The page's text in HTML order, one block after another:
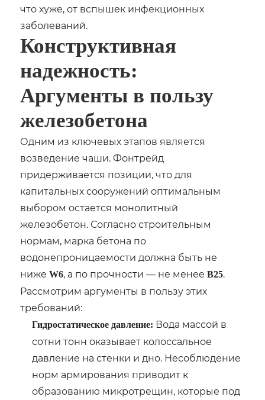
что хуже, от вспышек инфекционных
заболеваний.
Конструктивная
надежность:
Аргументы в пользу
железобетона
Одним из ключевых этапов является
возведение чаши. Фонтрейд
придерживается позиции, что для
капитальных сооружений оптимальным
выбором остается монолитный
железобетон. Согласно строительным
нормам, марка бетона по
водонепроницаемости должна быть не
нижеW6, а по прочности — не менееB25.
Рассмотрим аргументы в пользу этих
требований:
Гидростатическое давление: Вода массой в
сотни тонн оказывает колоссальное
давление на стенки и дно. Несоблюдение
норм армирования приводит к
образованию микротрещин, которые под